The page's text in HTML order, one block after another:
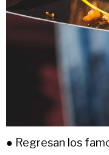
● Regresan los